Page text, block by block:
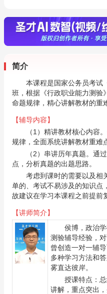
简介
本课程是国家公务员考试
班，根据《行政职业能力测验
命题规律，精心讲解教材的重
【辅导内容】
（1）精讲教材核心内容
规律，全面系统讲解教材重难
（2）串讲历年真题。通
点，分析真题的出题思路。
考虑到课时的需要以及相
单的、考试不易涉及的知识点
故建议在学习本课程之前提前
【讲师简介】
侯博 ，政治
测验辅导经验，
曾创造一对一辅
多种学习方法和
雾直达彼岸。
授课特点：
讲解，重点突出